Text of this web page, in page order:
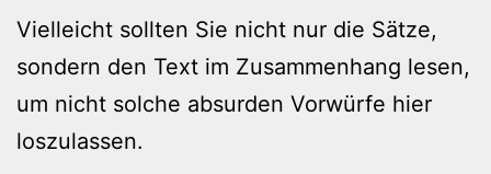
Vielleicht sollten Sie nicht nur die Sätze,
sondern den Text im Zusammenhang lesen,
um nicht solche absurden Vorwürfe hier
loszulassen.